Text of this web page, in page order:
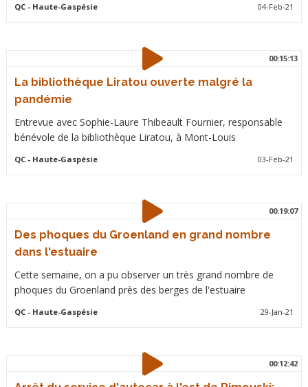
QC- Haute-Gaspésie 04-Feb-21
00:15:13
La bibliothèque Liratou ouverte malgré la
pandémie
Entrevue avec Sophie-Laure Thibeault Fournier, responsable
bénévole de la bibliothèque Liratou, à Mont-Louis
QC- Haute-Gaspésie 03-Feb-21
00:19:07
Des phoques du Groenland en grand nombre
dans l'estuaire
Cette semaine, on a pu observer un très grand nombre de
phoques du Groenland près des berges de l'estuaire
QC- Haute-Gaspésie 29-Jan-21
00:12:42